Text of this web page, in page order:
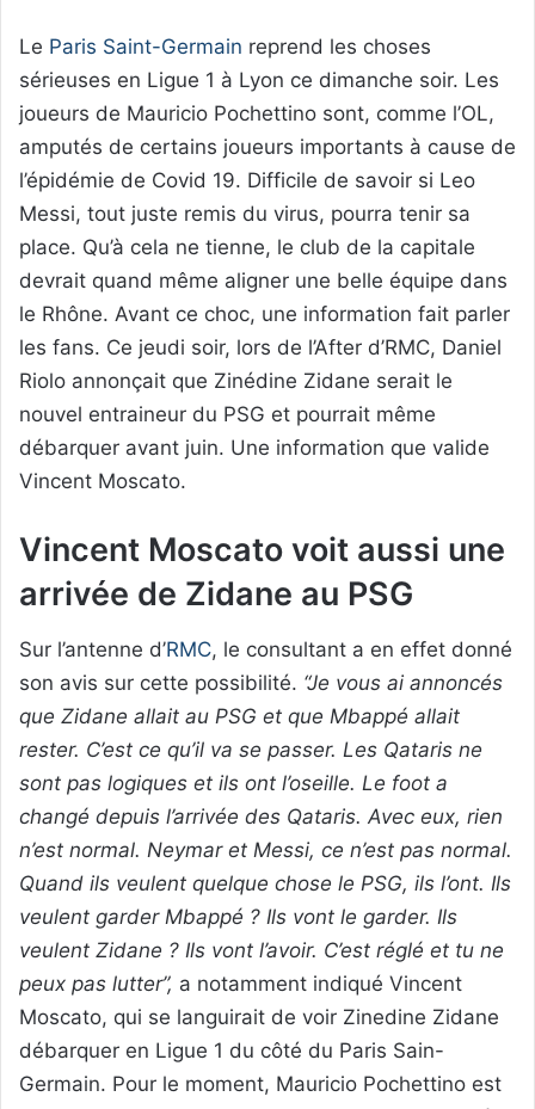
Le Paris Saint-Germain reprend les choses
sérieuses en Ligue 1 à Lyon ce dimanche soir. Les
joueurs de Mauricio Pochettino sont, comme l’OL,
amputés de certains joueurs importants à cause de
l’épidémie de Covid 19. Difficile de savoir si Leo
Messi, tout juste remis du virus, pourra tenir sa
place. Qu’à cela ne tienne, le club de la capitale
devrait quand même aligner une belle équipe dans
le Rhône. Avant ce choc, une information fait parler
les fans. Ce jeudi soir, lors de l’After d’RMC, Daniel
Riolo annonçait que Zinédine Zidane serait le
nouvel entraineur du PSG et pourrait même
débarquer avant juin. Une information que valide
Vincent Moscato.
Vincent Moscato voit aussi une
arrivée de Zidane au PSG
Sur l’antenne d’RMC, le consultant a en effet donné
son avis sur cette possibilité. “Je vous ai annoncés
que Zidane allait au PSG et que Mbappé allait
rester. C’est ce qu’il va se passer. Les Qataris ne
sont pas logiques et ils ont l’oseille. Le foot a
changé depuis l’arrivée des Qataris. Avec eux, rien
n’est normal. Neymar et Messi, ce n’est pas normal.
Quand ils veulent quelque chose le PSG, ils l’ont. Ils
veulent garder Mbappé ? Ils vont le garder. Ils
veulent Zidane ? Ils vont l’avoir. C’est réglé et tu ne
peux pas lutter”, a notamment indiqué Vincent
Moscato, qui se languirait de voir Zinedine Zidane
débarquer en Ligue 1 du côté du Paris Sain-
Germain. Pour le moment, Mauricio Pochettino est